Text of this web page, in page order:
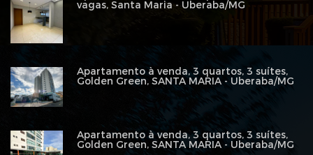
vagas, Santa Maria - Uberaba/MG
Apartamento à venda, 3 quartos, 3 suítes,
Golden Green, SANTA MARIA - Uberaba/MG
Apartamento à venda, 3 quartos, 3 suítes,
Golden Green, SANTA MARIA - Uberaba/MG